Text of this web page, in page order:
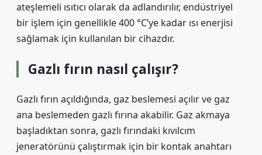
ateşlemeli ısıtıcı olarak da adlandırılır, endüstriyel
bir işlem için genellikle 400 °C’ye kadar ısı enerjisi
sağlamak için kullanılan bir cihazdır.
Gazlı fırın nasıl çalışır?
Gazlı fırın açıldığında, gaz beslemesi açılır ve gaz
ana beslemeden gazlı fırına akabilir. Gaz akmaya
başladıktan sonra, gazlı fırındaki kıvılcım
jeneratörünü çalıştırmak için bir kontak anahtarı